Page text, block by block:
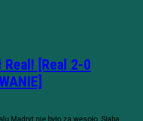
Real! [Real 2-0
Madryt nie było za wesoło. Słaba